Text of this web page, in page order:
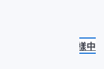
水產加值打樣中